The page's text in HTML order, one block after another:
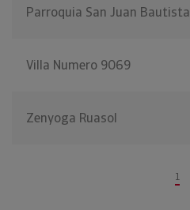
Parroquia San Juan Bautista
Villa Numero 9069
Zenyoga Ruasol
1